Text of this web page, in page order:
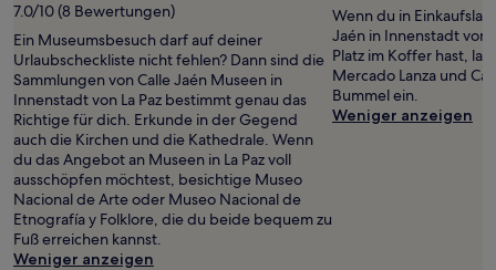
Gallop
Around
The
Globe
7.0/10 (8 Bewertungen)
Ein Museumsbesuch darf auf deiner
Urlaubscheckliste nicht fehlen? Dann sind die
Sammlungen von Calle Jaén Museen in
Innenstadt von La Paz bestimmt genau das
Richtige für dich. Erkunde in der Gegend
auch die Kirchen und die Kathedrale. Wenn
du das Angebot an Museen in La Paz voll
ausschöpfen möchtest, besichtige Museo
Nacional de Arte oder Museo Nacional de
Etnografía y Folklore, die du beide bequem zu
Fuß erreichen kannst.
Weniger anzeigen
Wenn du in
Jaén in Innenstadt von
Platz im Koffer hast,
Mercado Lanza und
Bummel ein.
Weniger anzeigen